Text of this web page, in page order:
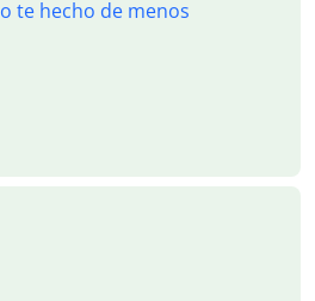
te hecho de menos